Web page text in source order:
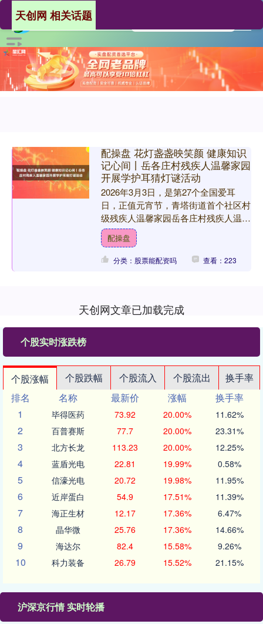
天创网 相关话题
配操盘 花灯盏盏映笑颜 健康知识
记心间丨岳各庄村残疾人温馨家园
开展学护耳猜灯谜活动
2026年3月3日，是第27个全国爱耳
日，正值元宵节，青塔街道首个社区村
级残疾人温馨家园岳各庄村残疾人温馨
家园举办了爱耳护耳传知识，喜乐元宵
猜灯谜主题活动，这是....
配操盘
分类：股票能配资吗 查看：223
天创网文章已加载完成
个股实时涨跌榜
个股涨幅 个股跌幅 个股流入 个股流出
换手率
排名
名称 最新价 涨幅
换手率
1
毕得医药 73.92 20.00% 11.62%
2 百普赛斯 77.7 20.00% 23.31%
3 北方长龙 113.23 20.00% 12.25%
4 蓝盾光电 22.81 19.99% 0.58%
5 信濠光电 20.72 19.98% 11.95%
6 近岸蛋白 54.9 17.51% 11.39%
7 海正生材 12.17 17.36% 6.47%
8 晶华微 25.76 17.36% 14.66%
9 海达尔 82.4 15.58% 9.26%
10 科力装备 26.79 15.52% 21.15%
沪深京行情 实时轮播